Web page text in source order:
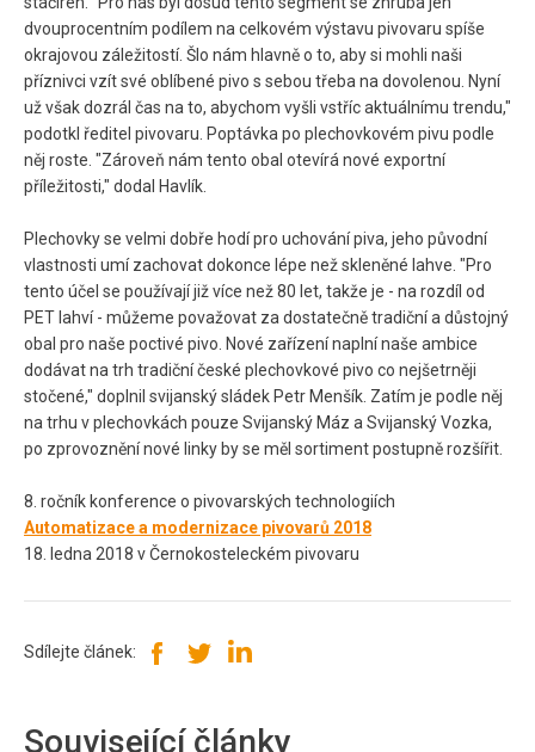
dvouprocentním podílem na celkovém výstavu pivovaru spíše
okrajovou záležitostí. Šlo nám hlavně o to, aby si mohli naši
příznivci vzít své oblíbené pivo s sebou třeba na dovolenou. Nyní
už však dozrál čas na to, abychom vyšli vstříc aktuálnímu trendu,"
podotkl ředitel pivovaru. Poptávka po plechovkovém pivu podle
něj roste. "Zároveň nám tento obal otevírá nové exportní
příležitosti," dodal Havlík.
Plechovky se velmi dobře hodí pro uchování piva, jeho původní
vlastnosti umí zachovat dokonce lépe než skleněné lahve. "Pro
tento účel se používají již více než 80 let, takže je - na rozdíl od
PET lahví - můžeme považovat za dostatečně tradiční a důstojný
obal pro naše poctivé pivo. Nové zařízení naplní naše ambice
dodávat na trh tradiční české plechovkové pivo co nejšetrněji
stočené," doplnil svijanský sládek Petr Menšík. Zatím je podle něj
na trhu v plechovkách pouze Svijanský Máz a Svijanský Vozka,
po zprovoznění nové linky by se měl sortiment postupně rozšířit.
8. ročník konference o pivovarských technologiích
Automatizace a modernizace pivovarů 2018
18. ledna 2018 v Černokosteleckém pivovaru
Sdílejte článek:
Související články